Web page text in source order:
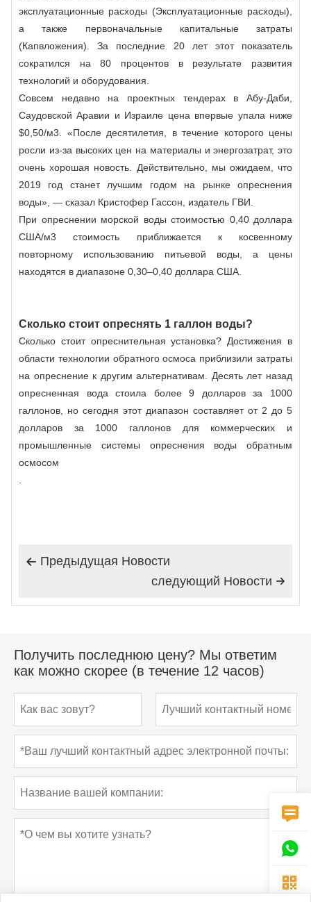
эксплуатационные расходы (Эксплуатационные расходы),
а также первоначальные капитальные затраты
(Капвложения). За последние 20 лет этот показатель
сократился на 80 процентов в результате развития
технологий и оборудования.
Совсем недавно на проектных тендерах в Абу-Даби,
Саудовской Аравии и Израиле цена впервые упала ниже
$0,50/м3. «После десятилетия, в течение которого цены
росли из-за высоких цен на материалы и энергозатрат, это
очень хорошая новость. Действительно, мы ожидаем, что
2019 год станет лучшим годом на рынке опреснения
воды», — сказал Кристофер Гассон, издатель ГВИ.
При опреснении морской воды стоимостью 0,40 доллара
США/м3 стоимость приближается к косвенному
повторному использованию питьевой воды, а цены
находятся в диапазоне 0,30–0,40 доллара США.
Сколько стоит опреснять 1 галлон воды?
Сколько стоит опреснительная установка? Достижения в
области технологии обратного осмоса приблизили затраты
на опреснение к другим альтернативам. Десять лет назад
опресненная вода стоила более 9 долларов за 1000
галлонов, но сегодня этот диапазон составляет от 2 до 5
долларов за 1000 галлонов для коммерческих и
промышленные системы опреснения воды обратным
осмосом
 Предыдущая Hовости

следующий Hовости
Получить последнюю цену? Мы ответим
как можно скорее (в течение 12 часов)


